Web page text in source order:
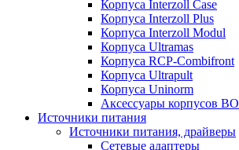
Корпуса Interzoll Case
Корпуса Interzoll Plus
Корпуса Interzoll Modul
Корпуса Ultramas
Корпуса RCP-Combifront
Корпуса Ultrapult
Корпуса Uninorm
Аксессуары корпусов
Источники питания
Источники питания, драйверы
Сетевые адаптеры